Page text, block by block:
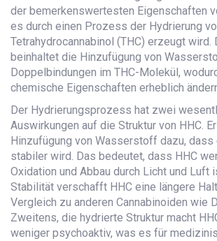
der bemerkenswertesten Eigenschaften
es durch einen Prozess der Hydrierung
Tetrahydrocannabinol (THC) erzeugt
beinhaltet die Hinzufügung von
Doppelbindungen im THC-Molekül,
chemische Eigenschaften erheblich
Der Hydrierungsprozess hat zwei
Auswirkungen auf die Struktur von HHC.
Hinzufügung von Wasserstoff dazu, dass
stabiler wird. Das bedeutet, dass HHC
Oxidation und Abbau durch Licht und Luft
Stabilität verschafft HHC eine längere
Vergleich zu anderen Cannabinoiden wie
Zweitens, die hydrierte Struktur macht
weniger psychoaktiv, was es für